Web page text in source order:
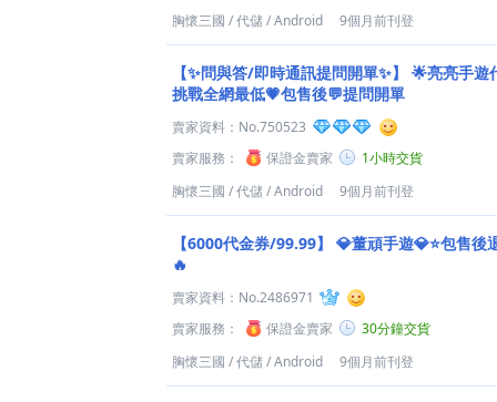
胸懷三國 /代儲/Android 9個月前刊登
【✨問與答/即時通訊提問開單✨】
🌟亮亮手遊
挑戰全網最低💗包售後💬提問開單
賣家資料： No.750523
賣家服務：
保證金賣家
1小時交貨
胸懷三國 /代儲/Android 9個月前刊登
【6000代金券/99.99】
💎董頑手遊💎⭐包售後
🔥
賣家資料： No.2486971
賣家服務：
保證金賣家
30分鐘交貨
胸懷三國 /代儲/Android 9個月前刊登